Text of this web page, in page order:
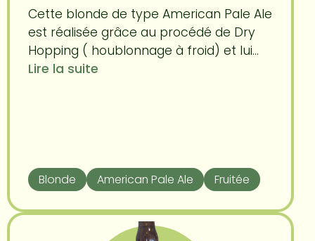
Cette blonde de type American Pale Ale
est réalisée grâce au procédé de Dry
Hopping ( houblonnage à froid) et lui...
Lire la suite
Blonde American Pale Ale Fruitée